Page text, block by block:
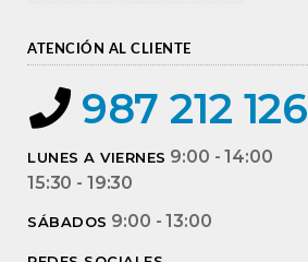
ATENCIÓN AL CLIENTE
987 212 126
LUNES A VIERNES 9:00 - 14:00
15:30 - 19:30
SÁBADOS 9:00 - 13:00